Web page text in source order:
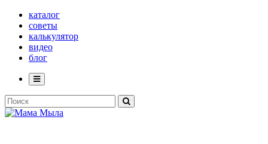
каталог
советы
калькулятор
видео
блог